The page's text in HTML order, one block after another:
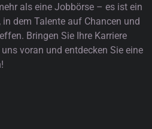
als eine Jobbörse – es ist ein
dem Talente auf Chancen und
Bringen Sie Ihre Karriere
voran und entdecken Sie eine